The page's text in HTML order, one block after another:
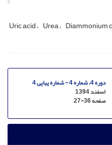
Uric acid Urea Diammonium
دوره 4، شماره 4 - شماره پیاپی 4
اسفند 1394
صفحه27-36